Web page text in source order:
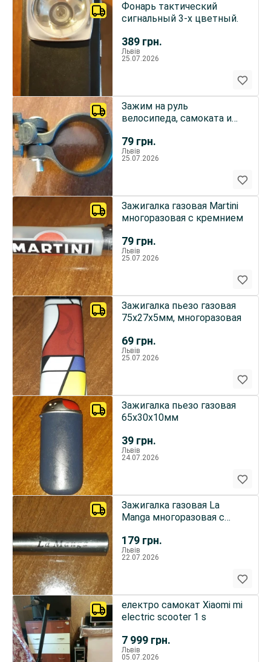
389 грн.
Фонарь тактический
сигнальный 3-х цветный.
Львів
25.07.2026
79 грн.
Зажим на руль
велосипеда, самоката и
Львів
25.07.2026
79 грн.
Зажигалка газовая Martini
многоразовая с кремнием
Львів
25.07.2026
69 грн.
Зажигалка пьезо газовая
75х27х5мм, многоразовая
Львів
25.07.2026
39 грн.
Зажигалка пьезо газовая
65х30х10мм
Львів
24.07.2026
179 грн.
Зажигалка газовая La
Manga многоразовая с
Львів
22.07.2026
7 999 грн.
електро самокат Xiaomi mi
electric scooter 1 s
Львів
05.07.2026